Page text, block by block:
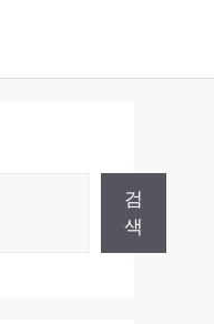
검
색